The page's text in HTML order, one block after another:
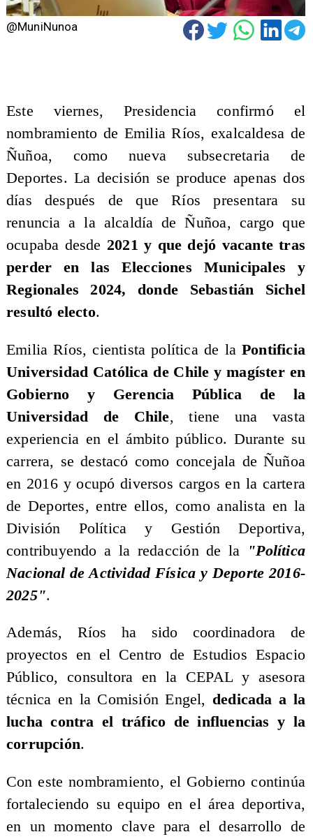
@MuniNunoa
Este viernes, Presidencia confirmó el
nombramiento de Emilia Ríos, exalcaldesa de
Ñuñoa, como nueva subsecretaria de
Deportes. La decisión se produce apenas dos
días después de que Ríos presentara su
renuncia a la alcaldía de Ñuñoa, cargo que
ocupaba desde 2021 y que dejó vacante tras
perder en las Elecciones Municipales y
Regionales 2024, donde Sebastián Sichel
resultó electo.
Emilia Ríos, cientista política de laPontificia
Universidad Católica de Chile y magíster en
Gobierno y Gerencia Pública de la
Universidad de Chile, tiene una vasta
experiencia en el ámbito público. Durante su
carrera, se destacó como concejala de Ñuñoa
en 2016 y ocupó diversos cargos en la cartera
de Deportes, entre ellos, como analista en la
División Política y Gestión Deportiva,
contribuyendo a la redacción de la
"Política
Nacional de Actividad Física y Deporte 2016-
2025".
Además, Ríos ha sido coordinadora de
proyectos en el Centro de Estudios Espacio
Público, consultora en la CEPAL y asesora
técnica en la Comisión Engel, dedicada a la
lucha contra el tráfico de influencias y la
corrupción.
Con este nombramiento, el Gobierno continúa
fortaleciendo su equipo en el área deportiva,
en un momento clave para el desarrollo de